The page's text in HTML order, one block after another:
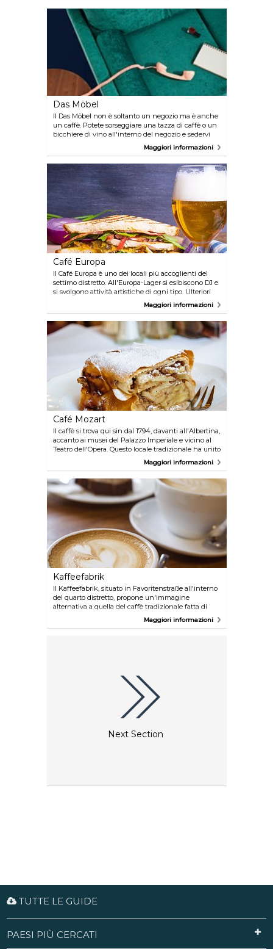
confortevole arredamento in stile retrò è perfetto per
rilassarsi e dare un'occhiata agli elenchi dei prodotti
in vendita stampati in formato menu mentre si
gusta un espresso o un piatto veloce. Ulteriori
informazioni sono disponibili su
www.wien.info/en/lifestyle-scene/trendy/phil
Das Möbel
Il Das Möbel non è soltanto un negozio ma è anche
un caffè. Potete sorseggiare una tazza di caffè o un
bicchiere di vino all'interno del negozio e sedervi
sui mobili dalla forma bizzarra in esposizione.
Ulteriori informazioni sono disponibili su
www.wien.info/en/lifestyle-scene/in-places/das-
moebel
Maggiori informazioni
Café Europa
Il Café Europa è uno dei locali più accoglienti del
settimo distretto. All'Europa-Lager si esibiscono DJ e
si svolgono attività artistiche di ogni tipo. Ulteriori
informazioni sono disponibili su
www.wien.info/en/lifestyle-scene/nightlife/trendy-
haunts/europa
Maggiori informazioni
Café Mozart
Il caffè si trova qui sin dal 1794, davanti all'Albertina,
accanto ai musei del Palazzo Imperiale e vicino al
Teatro dell'Opera. Questo locale tradizionale ha unito
la cultura con l'amore per il caffè fino ad arrivare ai
giorni nostri. Ulteriori informazioni sono disponibili
su www.wien.info/en/shopping-wining-
dining/coffeehouses/in-the-old-city
Maggiori informazioni
Kaffeefabrik
Il Kaffeefabrik, situato in Favoritenstraße all'interno
del quarto distretto, propone un'immagine
alternativa a quella del caffè tradizionale fatta di
tavoli di marmo, sedie Thonet e camerieri in frac
nero. Il negozio, allestito in modo improvvisato,
Maggiori informazioni
Next Section
TUTTE LE GUIDE
PAESI PIÙ CERCATI